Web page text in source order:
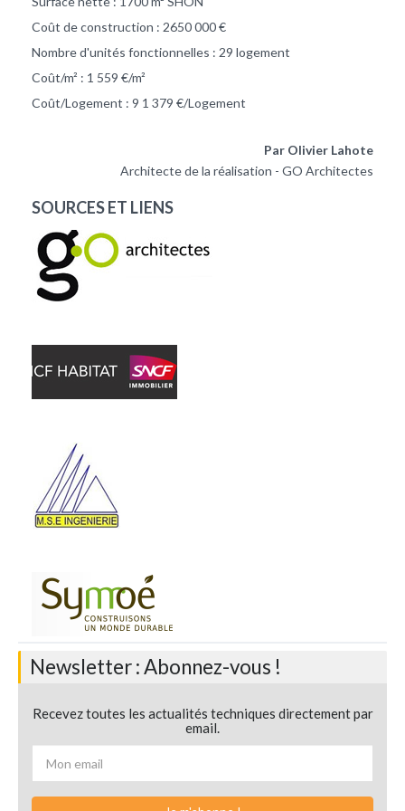
Coût de construction : 2650 000 €
Nombre d'unités fonctionnelles : 29 logement
Coût/m² : 1 559 €/m²
Coût/Logement : 9 1 379 €/Logement
Par Olivier Lahote
Architecte de la réalisation - GO Architectes
SOURCES ET LIENS
Newsletter : Abonnez-vous !
Recevez toutes les actualités techniques directement par
email.